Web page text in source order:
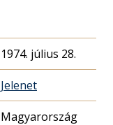
1974. július 28.
Jelenet
Magyarország